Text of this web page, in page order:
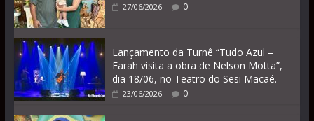
27/06/2026 0
Lançamento da Turnê “Tudo Azul –
Farah visita a obra de Nelson Motta”,
dia 18/06, no Teatro do Sesi Macaé.
23/06/2026 0